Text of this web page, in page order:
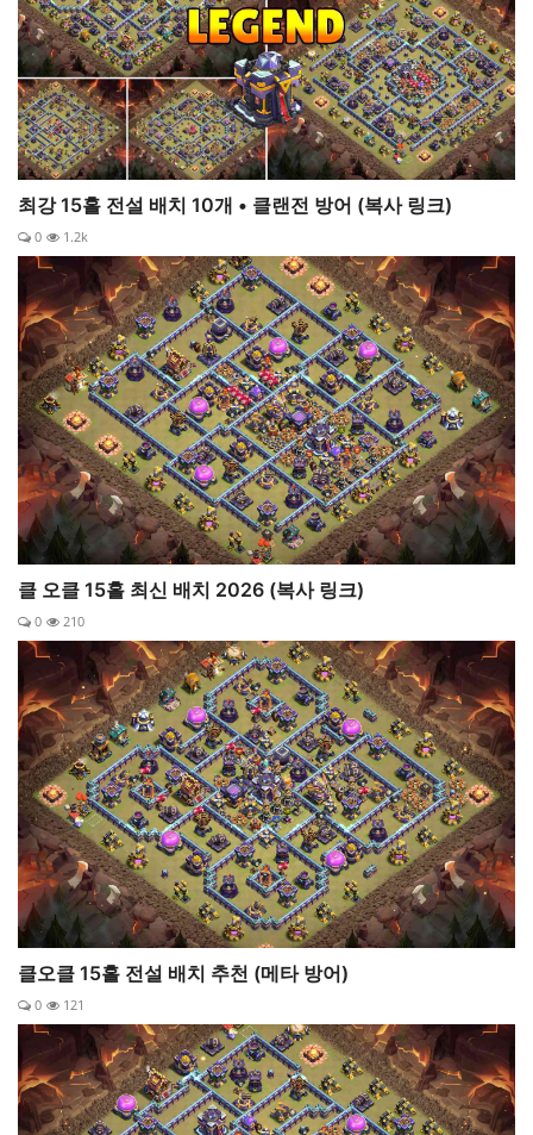
최강 15홀 전설 배치 10개 • 클랜전 방어 (복사 링크)
0 1.2k
클 오클 15홀 최신 배치 2026 (복사 링크)
0 210
클오클 15홀 전설 배치 추천 (메타 방어)
0 121